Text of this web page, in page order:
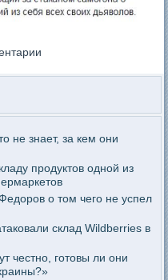
не знает, за кем они
продуктов одной из
о том чего не успел
склад Wildberries в
честно, готовы ли они